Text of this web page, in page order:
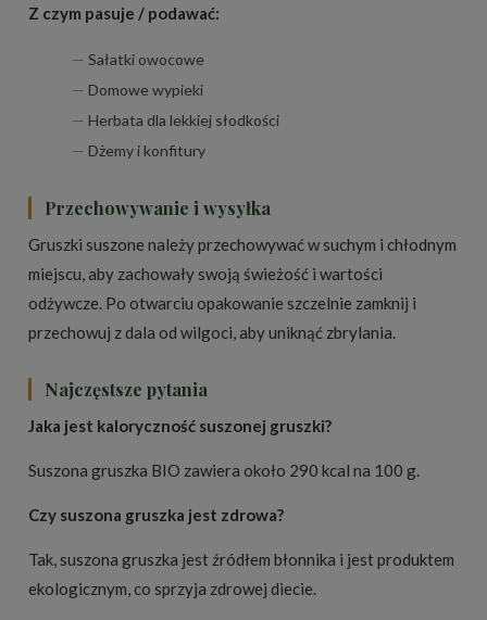
Z czym pasuje / podawać:
Sałatki owocowe
Domowe wypieki
Herbata dla lekkiej słodkości
Dżemy i konfitury
Przechowywanie i wysyłka
Gruszki suszone należy przechowywać w suchym i chłodnym
miejscu, aby zachowały swoją świeżość i wartości
odżywcze. Po otwarciu opakowanie szczelnie zamknij i
przechowuj z dala od wilgoci, aby uniknąć zbrylania.
Najczęstsze pytania
Jaka jest kaloryczność suszonej gruszki?
Suszona gruszka BIO zawiera około 290 kcal na 100 g.
Czy suszona gruszka jest zdrowa?
Tak, suszona gruszka jest źródłem błonnika i jest produktem
ekologicznym, co sprzyja zdrowej diecie.